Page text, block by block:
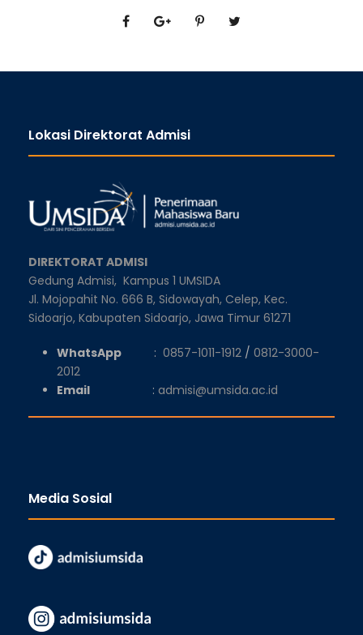
Lokasi Direktorat Admisi
DIREKTORAT ADMISI
Gedung Admisi, Kampus 1 UMSIDA
Jl. Mojopahit No. 666 B, Sidowayah, Celep, Kec.
Sidoarjo, Kabupaten Sidoarjo, Jawa Timur 61271
WhatsApp : 0857-1011-1912 / 0812-3000-
2012
Email
: admisi@umsida.ac.id
Media Sosial